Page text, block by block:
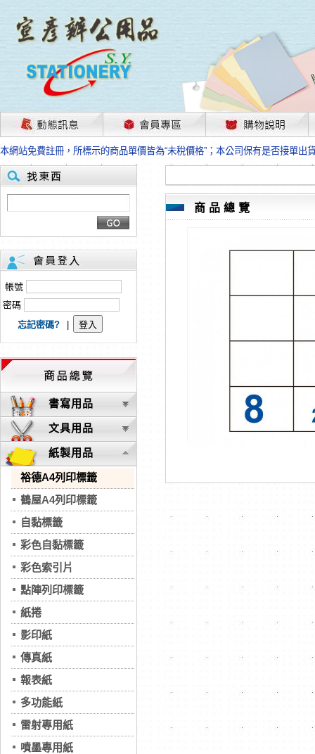
茲因國際情勢變化石油及塑化原物料波動漲幅甚大，部份上游供應商已採取
本網站免費註冊，所標示的商品單價皆為“未稅價格”；本公司保有是否接單出
HP、EPSON、CANON原廠耗材價格浮動，下單前請先跟客服人員確認最新
本網站免費註冊，所標示的商品單價皆為“未稅價格”；本公司保有是否接單出
匯款客戶請注意！因商品繁複來不及發現短缺，遂待客服人員跟您確認訂單
本網站免費註冊，所標示的商品單價皆為“未稅價格”；本公司保有是否接單出
茲因國際情勢變化石油及塑化原物料波動漲幅甚大，部份上游供應商已採取
本網站免費註冊，所標示的商品單價皆為“未稅價格”；本公司保有是否接單出
HP、EPSON、CANON原廠耗材價格浮動，下單前請先跟客服人員確認最新
本網站免費註冊，所標示的商品單價皆為“未稅價格”；本公司保有是否接單出
匯款客戶請注意！因商品繁複來不及發現短缺，遂待客服人員跟您確認訂單
本網站免費註冊，所標示的商品單價皆為“未稅價格”；本公司保有是否接單出
帳號
密碼
忘記密碼?
書寫用品
文具用品
紙製用品
裕德A4列印標籤
鶴屋A4列印標籤
自黏標籤
彩色自黏標籤
彩色索引片
點陣列印標籤
紙捲
影印紙
傳真紙
報表紙
多功能紙
雷射專用紙
噴墨專用紙
商品總覽